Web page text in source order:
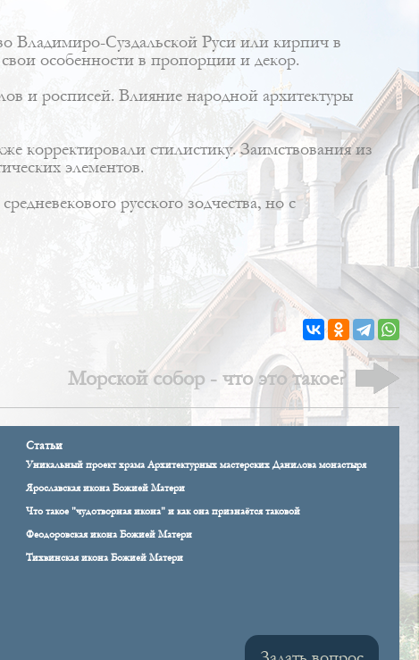
Владимиро-Суздальской Руси или кирпич в
особенности в пропорции и декор.
и росписей. Влияние народной архитектуры
корректировали стилистику. Заимствования из
элементов.
русского зодчества, но с
Морской собор - что это такое?
Статьи
Уникальный проект храма Архитектурных мастерских Данилова монастыря
Ярославская икона Божией Матери
Что такое "чудотворная икона" и как она признаётся таковой
Феодоровская икона Божией Матери
Тихвинская икона Божией Матери